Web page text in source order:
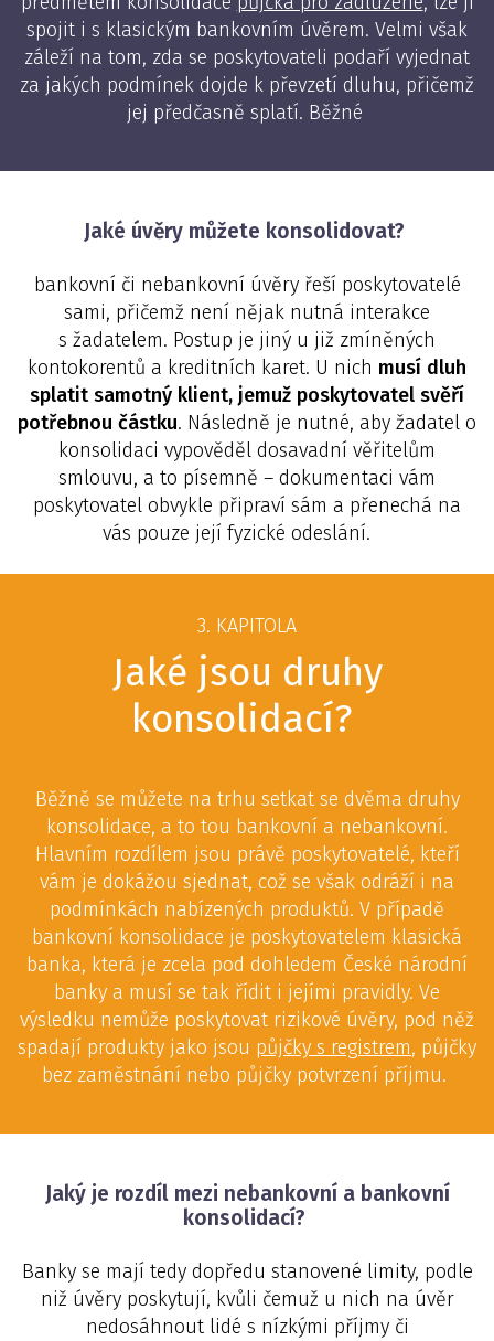
spojit i s klasickým bankovním úvěrem. Velmi však
záleží na tom, zda se poskytovateli podaří vyjednat
za jakých podmínek dojde k převzetí dluhu, přičemž
jej předčasně splatí. Běžné
Jaké úvěry můžete konsolidovat?
bankovní či nebankovní úvěry řeší poskytovatelé
sami, přičemž není nějak nutná interakce
s žadatelem. Postup je jiný u již zmíněných
kontokorentů a kreditních karet. U nich musí dluh
splatit samotný klient, jemuž poskytovatel svěří
potřebnou částku. Následně je nutné, aby žadatel o
konsolidaci vypověděl dosavadní věřitelům
smlouvu, a to písemně – dokumentaci vám
poskytovatel obvykle připraví sám a přenechá na
vás pouze její fyzické odeslání.
3. KAPITOLA
Jaké jsou druhy
konsolidací?
Běžně se můžete na trhu setkat se dvěma druhy
konsolidace, a to tou bankovní a nebankovní.
Hlavním rozdílem jsou právě poskytovatelé, kteří
vám je dokážou sjednat, což se však odráží i na
podmínkách nabízených produktů. V případě
bankovní konsolidace je poskytovatelem klasická
banka, která je zcela pod dohledem České národní
banky a musí se tak řídit i jejími pravidly. Ve
výsledku nemůže poskytovat rizikové úvěry, pod něž
spadají produkty jako jsou půjčky s registrem, půjčky
bez zaměstnání nebo půjčky potvrzení příjmu.
Jaký je rozdíl mezi nebankovní a bankovní
konsolidací?
Banky se mají tedy dopředu stanovené limity, podle
niž úvěry poskytují, kvůli čemuž u nich na úvěr
nedosáhnout lidé s nízkými příjmy či